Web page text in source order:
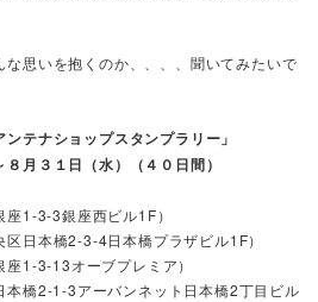
思いを抱くのか、、、、聞いてみたいで
テナショップスタンプラリー」
月３１日（水）（４０日間）
1-3-3銀座西ビル1F）
日本橋2-3-4日本橋プラザビル1F）
1-3-13オーブプレミア）
橋2-1-3アーバンネット日本橋2丁目ビル